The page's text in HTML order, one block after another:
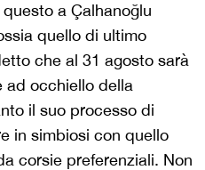
a Çalhanoğlu
quello di ultimo
che al 31 agosto sarà
ad occhiello della
il suo processo di
in simbiosi con quello
corsie preferenziali. Non